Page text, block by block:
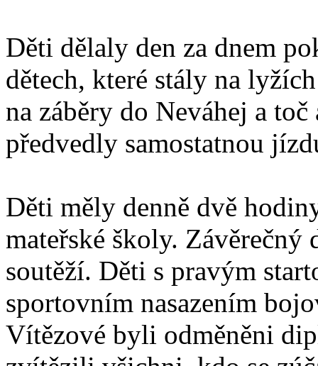
Děti dělaly den za dnem
dětech, které stály na
na záběry do Neváhej a
předvedly samostatnou
Děti měly denně dvě
mateřské školy. Závěrečný
soutěží. Děti s pravým
sportovním nasazením
Vítězové byli odměněni